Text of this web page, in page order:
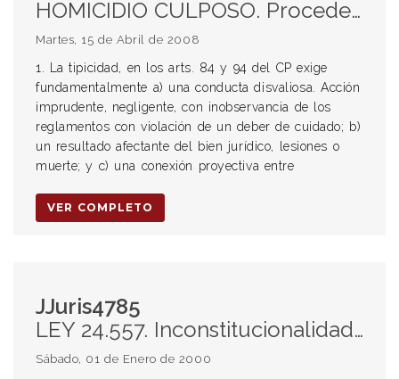
HOMICIDIO CULPOSO. Procedencia. Requisitos
Martes, 15 de Abril de 2008
1. La tipicidad, en los arts. 84 y 94 del CP exige
fundamentalmente a) una conducta disvaliosa. Acción
imprudente, negligente, con inobservancia de los
reglamentos con violación de un deber de cuidado; b)
un resultado afectante del bien jurídico, lesiones o
muerte; y c) una conexión proyectiva entre
VER COMPLETO
JJuris4785
LEY 24.557. Inconstitucionalidad. Procedencia
Sábado, 01 de Enero de 2000